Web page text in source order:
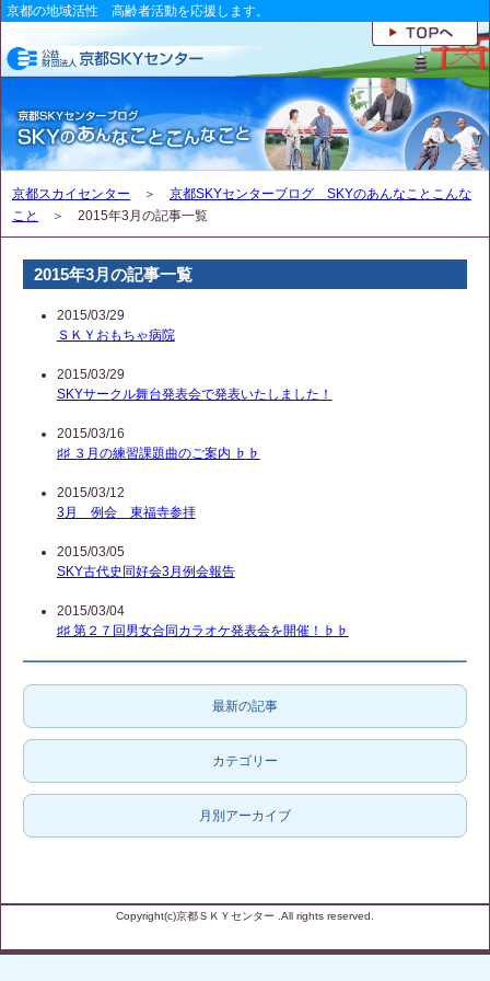
京都の地域活性 高齢者活動を応援します。
京都スカイセンター ＞ 京都SKYセンターブログ SKYのあんなことこんな
こと
＞ 2015年3月の記事一覧
2015年3月の記事一覧
2015/03/29
ＳＫＹおもちゃ病院
2015/03/29
SKYサークル舞台発表会で発表いたしました！
2015/03/16
♯♯ ３月の練習課題曲のご案内 ♭♭
2015/03/12
3月 例会 東福寺参拝
2015/03/05
SKY古代史同好会3月例会報告
2015/03/04
♯♯ 第２７回男女合同カラオケ発表会を開催！♭♭
最新の記事
カテゴリー
月別アーカイブ
Copyright(c)京都ＳＫＹセンター .All rights reserved.